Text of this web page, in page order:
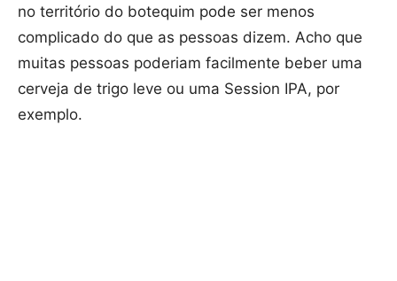
no território do botequim pode ser menos
complicado do que as pessoas dizem. Acho que
muitas pessoas poderiam facilmente beber uma
cerveja de trigo leve ou uma Session IPA, por
exemplo.